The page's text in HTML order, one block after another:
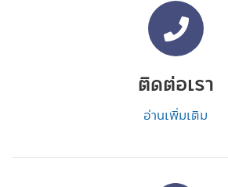
ติดต่อเรา
อ่านเพิ่มเติม